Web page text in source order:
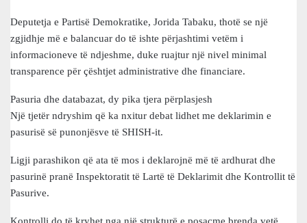
Deputetja e Partisë Demokratike, Jorida Tabaku, thotë se një
zgjidhje më e balancuar do të ishte përjashtimi vetëm i
informacioneve të ndjeshme, duke ruajtur një nivel minimal
transparence për çështjet administrative dhe financiare.
Pasuria dhe databazat, dy pika tjera përplasjesh
Një tjetër ndryshim që ka nxitur debat lidhet me deklarimin e
pasurisë së punonjësve të SHISH-it.
Ligji parashikon që ata të mos i deklarojnë më të ardhurat dhe
pasurinë pranë Inspektoratit të Lartë të Deklarimit dhe Kontrollit të
Pasurive.